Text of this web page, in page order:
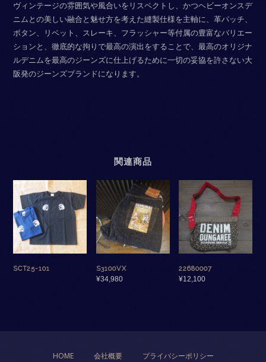
ヴィンテージの雰囲気や風合いをリスペクトし、かつヘビーオンスデ
ニムとの美しい融合と魅せ方を考えた縫製仕様を主軸に、革パッチ、
ボタン、リベット、スレーキ、フラッシャー等付属の豊富なバリエー
ションと、徹底的な拘りで最高の演出をすることで、最高のオリジナ
ルデニムを最高のジーンズに仕上げるために一切の妥協を許さない大
阪発のジーンズブランドになります。
関連商品
SCT25-101
S3100VX
¥34,980
22680007
¥12,100
HOME 会社概要 プライバシーポリシー